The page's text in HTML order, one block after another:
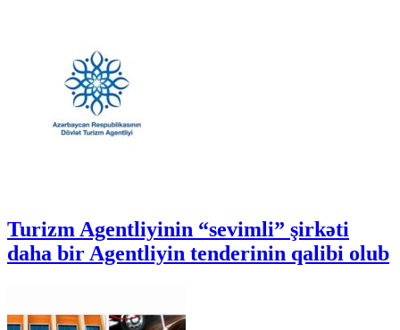
Turizm Agentliyinin “sevimli” şirkəti
daha bir Agentliyin tenderinin qalibi olub